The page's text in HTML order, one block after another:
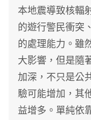
本地震導致核輻
的遊行警民衝突
的處理能力。雖
大影響，但是隨
加深，不只是公
驗可能增加，其
益增多。單純依